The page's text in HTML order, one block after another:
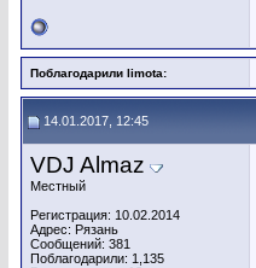
Поблагодарили limota:
14.01.2017, 12:45
VDJ Almaz
Местный
Регистрация: 10.02.2014
Адрес: Рязань
Сообщений: 381
Поблагодарили: 1,135